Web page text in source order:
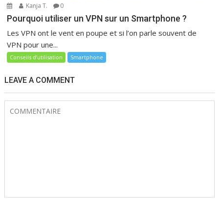
Kanja T. 0
Pourquoi utiliser un VPN sur un Smartphone ?
Les VPN ont le vent en poupe et si l’on parle souvent de
VPN pour une...
Conseils d’utilisation Smartphone
LEAVE A COMMENT